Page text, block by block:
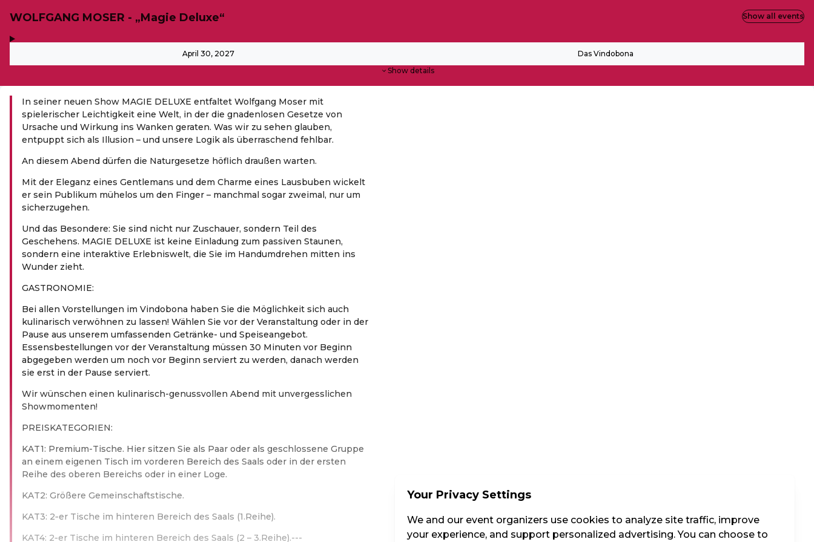
WOLFGANG MOSER - „Magie Deluxe“
April 30, 2027 Das Vindobona
Show details
Show all events
In seiner neuen Show MAGIE DELUXE entfaltet Wolfgang Moser mit
spielerischer Leichtigkeit eine Welt, in der die gnadenlosen Gesetze von
Ursache und Wirkung ins Wanken geraten. Was wir zu sehen glauben,
entpuppt sich als Illusion – und unsere Logik als überraschend fehlbar.
An diesem Abend dürfen die Naturgesetze höflich draußen warten.
Mit der Eleganz eines Gentlemans und dem Charme eines Lausbuben wickelt
er sein Publikum mühelos um den Finger – manchmal sogar zweimal, nur um
sicherzugehen.
Und das Besondere: Sie sind nicht nur Zuschauer, sondern Teil des
Geschehens. MAGIE DELUXE ist keine Einladung zum passiven Staunen,
sondern eine interaktive Erlebniswelt, die Sie im Handumdrehen mitten ins
Wunder zieht.
GASTRONOMIE:
Bei allen Vorstellungen im Vindobona haben Sie die Möglichkeit sich auch
kulinarisch verwöhnen zu lassen! Wählen Sie vor der Veranstaltung oder in der
Pause aus unserem umfassenden Getränke- und Speiseangebot.
Essensbestellungen vor der Veranstaltung müssen 30 Minuten vor Beginn
abgegeben werden um noch vor Beginn serviert zu werden, danach werden
sie erst in der Pause serviert.
Wir wünschen einen kulinarisch-genussvollen Abend mit unvergesslichen
Showmomenten!
PREIS­KA­TE­GO­RIEN:
KAT1: Premium-Tische. Hier sitzen Sie als Paar oder als geschlossene Gruppe
an einem eigenen Tisch im vorderen Bereich des Saals oder in der ersten
Reihe des oberen Bereichs oder in einer Loge.
KAT2: Größere Gemeinschaftstische.
KAT3: 2‑er Tische im hinteren Bereich des Saals (1.Reihe).
KAT4: 2‑er Tische im hinteren Bereich des Saals (2 – 3.Reihe).---
Your Privacy Settings
We and our event organizers use cookies to analyze site traffic, improve
your experience, and support personalized advertising. You can choose to